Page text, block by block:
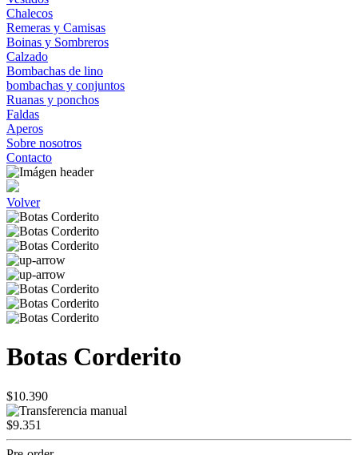
Chalecos
Remeras y Camisas
Boinas y Sombreros
Calzado
Bombachas de lino
bombachas y conjuntos
Ruanas y ponchos
Faldas
Aperos
Sobre nosotros
Contacto
Volver
Botas Corderito
$10.390
$9.351